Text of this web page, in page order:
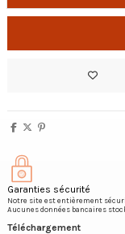
Garanties sécurité
Notre site est entièrement
Aucunes données bancaires
Téléchargement